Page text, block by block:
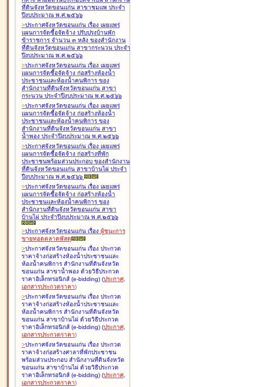
ที่ดินจังหวัดขอนแก่น สาขาชุมแพ ประจำ
ปีงบประมาณ พ.ศ.๒๕๖๖
>ประกาศจังหวัดขอนแก่น เรื่อง เผยแพร่
แผนการจัดซื้อจัดจ้าง ปรับปรุงบ้านพัก
ข้าราชการ จำนวน ๓ หลัง ของสำนักงาน
ที่ดินจังหวัดขอนแก่น สาขากระนวน ประจำ
ปีงบประมาณ พ.ศ.๒๕๖๖
>ประกาศจังหวัดขอนแก่น เรื่อง เผยแพร่
แผนการจัดซื้อจัดจ้าง ก่อสร้างห้องน้ำ
ประชาชนและห้องน้ำคนพิการ ของ
สำนักงานที่ดินจังหวัดขอนแก่น สาขา
กระนวน ประจำปีงบประมาณ พ.ศ.๒๕๖๖
>ประกาศจังหวัดขอนแก่น เรื่อง เผยแพร่
แผนการจัดซื้อจัดจ้าง ก่อสร้างห้องน้ำ
ประชาชนและห้องน้ำคนพิการ ของ
สำนักงานที่ดินจังหวัดขอนแก่น สาขา
น้ำพอง ประจำปีงบประมาณ พ.ศ.๒๕๖๖
>ประกาศจังหวัดขอนแก่น เรื่อง เผยแพร่
แผนการจัดซื้อจัดจ้าง ก่อสร้างที่พัก
ประชาชนพร้อมส่วนประกอบ ของสำนักงาน
ที่ดินจังหวัดขอนแก่น สาขาบ้านไผ่ ประจำ
ปีงบประมาณ พ.ศ.๒๕๖๖
>ประกาศจังหวัดขอนแก่น เรื่อง เผยแพร่
แผนการจัดซื้อจัดจ้าง ก่อสร้างห้องน้ำ
ประชาชนและห้องน้ำคนพิการ ของ
สำนักงานที่ดินจังหวัดขอนแก่น สาขา
บ้านไผ่ ประจำปีงบประมาณ พ.ศ.๒๕๖๖
>ประกาศจังหวัดขอนแก่น เรื่อง ผู้ชนะการ
ขายทอดตลาดพัสดุ
>ประกาศจังหวัดขอนแก่น เรื่อง ประกวด
ราคาจ้างก่อสร้างห้องน้ำประชาชนและ
ห้องน้ำคนพิการ สำนักงานที่ดินจังหวัด
ขอนแก่น สาขาน้ำพอง ด้วยวิธีประกวด
ราคาอิเล็กทรอนิกส์ (e-bidding) (ประกาศ,
เอกสารประกวดราคา)
>ประกาศจังหวัดขอนแก่น เรื่อง ประกวด
ราคาจ้างก่อสร้างห้องน้ำประชาชนและ
ห้องน้ำคนพิการ สำนักงานที่ดินจังหวัด
ขอนแก่น สาขาบ้านไผ่ ด้วยวิธีประกวด
ราคาอิเล็กทรอนิกส์ (e-bidding) (ประกาศ,
เอกสารประกวดราคา)
>ประกาศจังหวัดขอนแก่น เรื่อง ประกวด
ราคาจ้างก่อสร้างศาลาที่พักประชาชน
พร้อมส่วนประกอบ สำนักงานที่ดินจังหวัด
ขอนแก่น สาขาบ้านไผ่ ด้วยวิธีประกวด
ราคาอิเล็กทรอนิกส์ (e-bidding) (ประกาศ,
เอกสารประกวดราคา)